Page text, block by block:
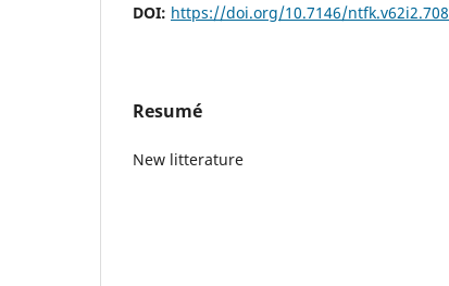
DOI: https://doi.org/10.7146/
Resumé
New litterature